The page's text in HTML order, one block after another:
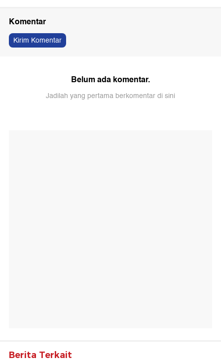
Komentar
Kirim Komentar
Belum ada komentar.
Jadilah yang pertama berkomentar di sini
Berita Terkait